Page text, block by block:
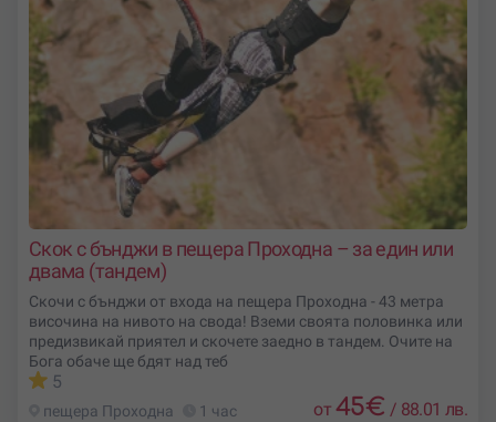
Скок с бънджи в пещера Проходна – за един или
двама (тандем)
Скочи с бънджи от входа на пещера Проходна - 43 метра
височина на нивото на свода! Вземи своята половинка или
предизвикай приятел и скочете заедно в тандем. Очите на
Бога обаче ще бдят над теб
5
пещера Проходна 1 час от 45€ / 88.01 лв.